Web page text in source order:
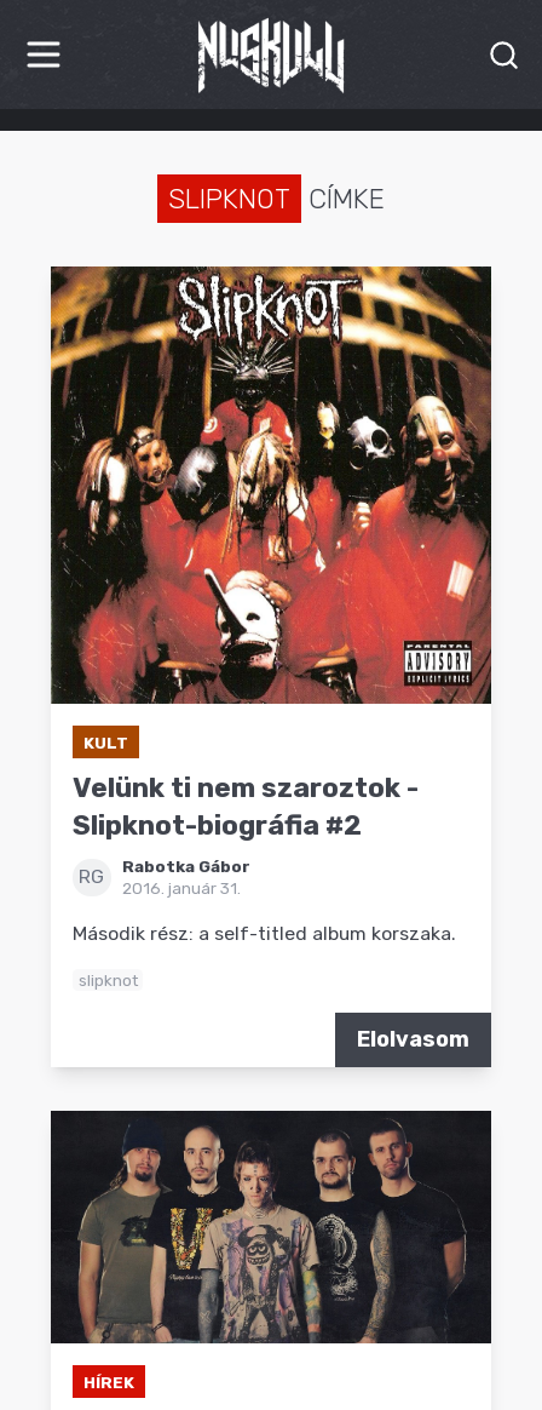
HÍREK
INTERJÚK
PREMIEREK
KULT
MÁSVILÁG
BLOG
SLIPKNOT CÍMKE
KULT
Velünk ti nem szaroztok -
Slipknot-biográfia #2
RG
Rabotka Gábor
2016. január 31.
Második rész: a self-titled album korszaka.
slipknot
Elolvasom
HÍREK